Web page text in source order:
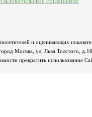
и оценивающих
Москва, ул. Льва Толстого,
прекратить использование